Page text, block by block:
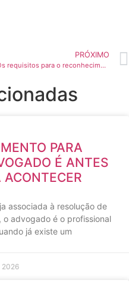
PRÓXIMO
Os requisitos para o reconhecimento da União Estável e a importância da sua regularização
PARA
É ANTES
ACONTECER
associada à resolução de
o advogado é o profissional
já existe um
2026